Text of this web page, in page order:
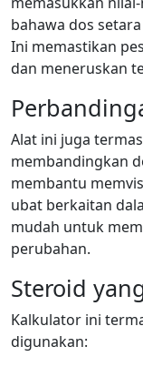
bahawa dos
Ini memastikan
dan meneruskan
Alat ini juga
membandingkan
membantu
ubat berkaitan
mudah untuk
perubahan.
Steroid
Kalkulator ini
digunakan: